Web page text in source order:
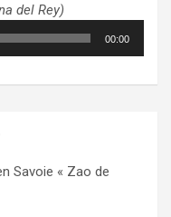
del Rey)
00:00
Savoie « Zao de